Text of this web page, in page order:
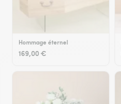
Hommage éternel
169,00 €